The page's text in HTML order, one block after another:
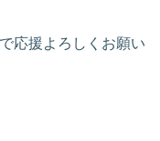
応援よろしくお願い